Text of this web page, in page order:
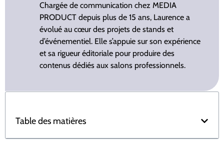
Chargée de communication chez MEDIA
PRODUCT depuis plus de 15 ans, Laurence a
évolué au cœur des projets de stands et
d’événementiel. Elle s’appuie sur son expérience
et sa rigueur éditoriale pour produire des
contenus dédiés aux salons professionnels.
Table des matières